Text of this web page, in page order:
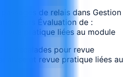
de relais dans Gestion
Évaluation de :
pratique liées au module
et escalades pour revue
et revue pratique liées au